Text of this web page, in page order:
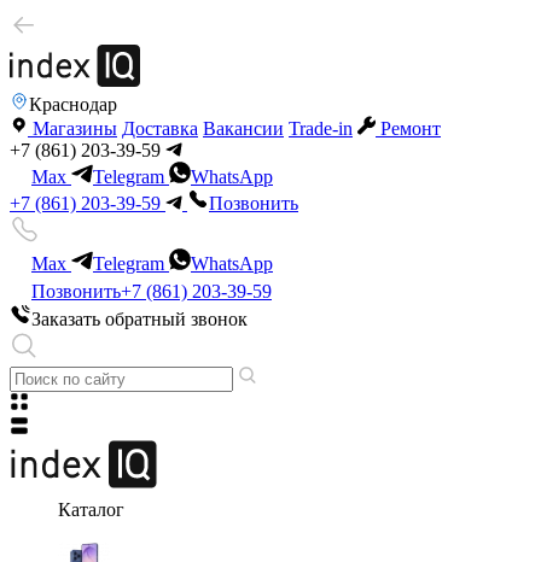
Краснодар
Магазины Доставка Вакансии Trade-in
Ремонт
+7 (861) 203-39-59
Max
Telegram
WhatsApp
+7 (861) 203-39-59
Позвонить
Max Telegram
WhatsApp
Позвонить+7 (861) 203-39-59
Заказать обратный звонок
Каталог